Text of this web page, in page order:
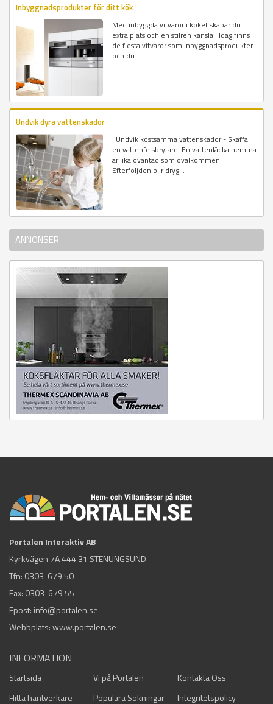
Inbyggnadsprodukter för ditt kök
Med inbyggda vitvaror i köket skapar du
extra plats och en stilren känsla. Idag finns
de flesta vitvaror som inbyggnadsprodukter
och du...
Undvik dyra vattenskador
Undvik kostsamma vattenskador - Skaffa
en vattenfelsbrytare! En vattenläcka hemma
är lika oväntad som ovälkommen.
Efterföljden blir dryg...
ANNONSER
Portalen Interaktiv AB
Kyrkvägen 7A 444 31 STENUNGSUND
Tfn: 0303-679 50
Fax: 0303-679 55
Epost: info@portalen.se
Webbplats: www.portalen.se
INFORMATION
Startsida Vi på Portalen
Kontakta Oss
Hitta hantverkare
Populära Sökningar Integritetspolicy